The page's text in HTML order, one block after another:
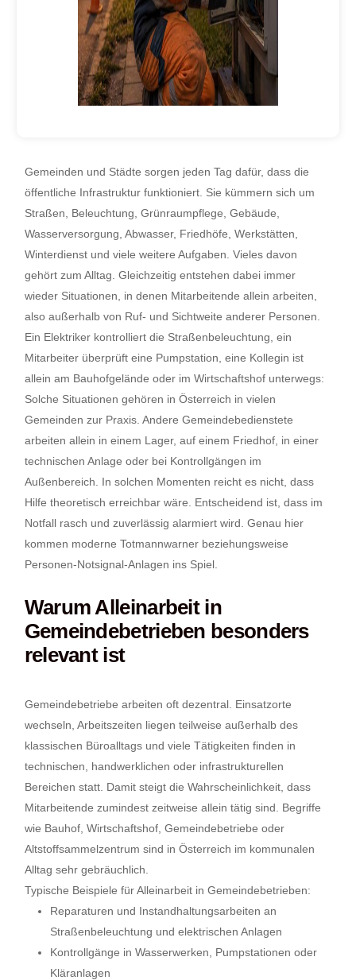
Gemeinden und Städte sorgen jeden Tag dafür, dass die
öffentliche Infrastruktur funktioniert. Sie kümmern sich um
Straßen, Beleuchtung, Grünraumpflege, Gebäude,
Wasserversorgung, Abwasser, Friedhöfe, Werkstätten,
Winterdienst und viele weitere Aufgaben. Vieles davon
gehört zum Alltag. Gleichzeitig entstehen dabei immer
wieder Situationen, in denen Mitarbeitende allein arbeiten,
also außerhalb von Ruf- und Sichtweite anderer Personen.
Ein Elektriker kontrolliert die Straßenbeleuchtung, ein
Mitarbeiter überprüft eine Pumpstation, eine Kollegin ist
allein am Bauhofgelände oder im Wirtschaftshof unterwegs:
Solche Situationen gehören in Österreich in vielen
Gemeinden zur Praxis. Andere Gemeindebedienstete
arbeiten allein in einem Lager, auf einem Friedhof, in einer
technischen Anlage oder bei Kontrollgängen im
Außenbereich. In solchen Momenten reicht es nicht, dass
Hilfe theoretisch erreichbar wäre. Entscheidend ist, dass im
Notfall rasch und zuverlässig alarmiert wird. Genau hier
kommen moderne Totmannwarner beziehungsweise
Personen-Notsignal-Anlagen ins Spiel.
Warum Alleinarbeit in
Gemeindebetrieben besonders
relevant ist
Gemeindebetriebe arbeiten oft dezentral. Einsatzorte
wechseln, Arbeitszeiten liegen teilweise außerhalb des
klassischen Büroalltags und viele Tätigkeiten finden in
technischen, handwerklichen oder infrastrukturellen
Bereichen statt. Damit steigt die Wahrscheinlichkeit, dass
Mitarbeitende zumindest zeitweise allein tätig sind. Begriffe
wie Bauhof, Wirtschaftshof, Gemeindebetriebe oder
Altstoffsammelzentrum sind in Österreich im kommunalen
Alltag sehr gebräuchlich.
Typische Beispiele für Alleinarbeit in Gemeindebetrieben:
Reparaturen und Instandhaltungsarbeiten an
Straßenbeleuchtung und elektrischen Anlagen
Kontrollgänge in Wasserwerken, Pumpstationen oder
Kläranlagen